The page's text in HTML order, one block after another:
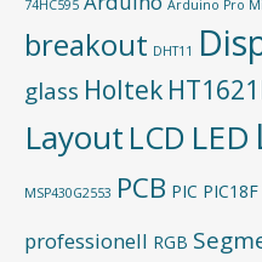
74HC595 Arduino Pro
breakout DHT11
glass Holtek
Layout LCD LED
MSP430G2553 PCB PIC PIC18F
professionell RGB